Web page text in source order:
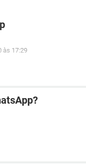
às 17:29